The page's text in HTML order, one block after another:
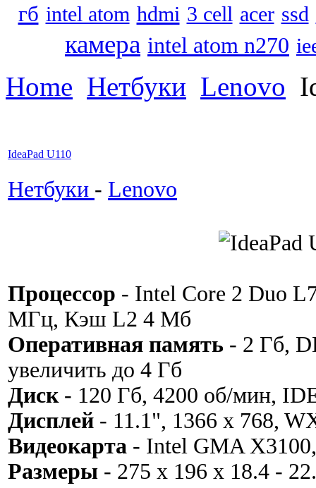
гб intel atom hdmi 3 cell acer ssd
камера intel atom n270
Home Нетбуки Lenovo
IdeaPad U110
Нетбуки - Lenovo
Процессор - Intel Core 2 Duo
МГц, Кэш L2 4 Мб
Оперативная память - 2 Гб,
увеличить до 4 Гб
Диск - 120 Гб, 4200 об/мин,
Дисплей - 11.1", 1366 x 768,
Видеокарта - Intel GMA
Размеры - 275 x 196 x 18.4 -